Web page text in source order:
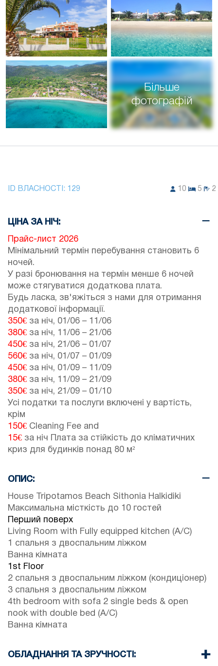
Більше
фотографій
ID ВЛАСНОСТІ: 129 10 5 2
ЦІНА ЗА НІЧ:
Прайс-лист 2026
Мінімальний термін перебування становить 6
ночей.
У разі бронювання на термін менше 6 ночей
може стягуватися додаткова плата.
Будь ласка, зв'яжіться з нами для отримання
додаткової інформації.
350€ за ніч, 01/06 – 11/06
380€ за ніч, 11/06 – 21/06
450€ за ніч, 21/06 – 01/07
560€ за ніч, 01/07 – 01/09
450€ за ніч, 01/09 – 11/09
380€ за ніч, 11/09 – 21/09
350€ за ніч, 21/09 – 01/10
Усі податки та послуги включені у вартість,
крім
150€ Cleaning Fee and
15€ за ніч Плата за стійкість до кліматичних
криз для будинків понад 80 м²
ОПИС:
House Tripotamos Beach Sithonia Halkidiki
Максимальна місткість до 10 гостей
Перший поверх
Living Room with Fully equipped kitchen (A/C)
1 спальня з двоспальним ліжком
Ванна кімната
1st Floor
2 спальня з двоспальним ліжком (кондиціонер)
3 спальня з двоспальним ліжком
4th bedroom with sofa 2 single beds & open
nook with double bed (A/C)
Ванна кімната
ОБЛАДНАННЯ ТА ЗРУЧНОСТІ: